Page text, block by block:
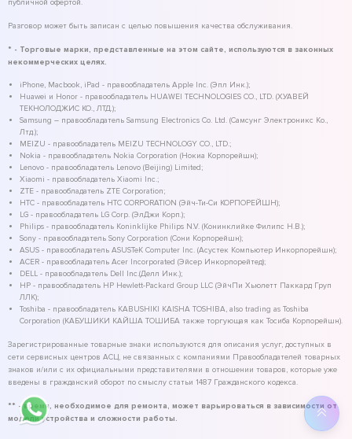
публичной офертой.
Разговор может быть записан с целью повышения качества обслуживания.
* - Торговые марки, представленные на этом сайте, используются в законных
некоммерческих целях.
iPhone, Macbook, iPad - правообладатель Apple Inc. (Эпл Инк.);
Huawei и Honor - правообладатель HUAWEI TECHNOLOGIES CO., LTD. (ХУАВЕЙ
ТЕКНОЛОДЖИС КО., ЛТД.);
Samsung – правообладатель Samsung Electronics Co. Ltd. (Самсунг Электроникс Ко.,
Лтд.);
MEIZU - правообладатель MEIZU TECHNOLOGY CO., LTD.;
Nokia - правообладатель Nokia Corporation (Нокиа Корпорейшн);
Lenovo - правообладатель Lenovo (Beijing) Limited;
Xiaomi - правообладатель Xiaomi Inc.;
ZTE - правообладатель ZTE Corporation;
HTC - правообладатель HTC CORPORATION (Эйч-Ти-Си КОРПОРЕЙШН);
LG - правообладатель LG Corp. (ЭлДжи Корп.);
Philips - правообладатель Koninklijke Philips N.V. (Конинклийке Филипс Н.В.);
Sony - правообладатель Sony Corporation (Сони Корпорейшн);
ASUS - правообладатель ASUSTeK Computer Inc. (Асустек Компьютер Инкорпорейшн);
ACER - правообладатель Acer Incorporated (Эйсер Инкорпорейтед);
DELL - правообладатель Dell Inc.(Делл Инк.);
HP - правообладатель HP Hewlett-Packard Group LLC (ЭйчПи Хьюлетт Паккард Груп
ЛЛК);
Toshiba - правообладатель KABUSHIKI KAISHA TOSHIBA, also trading as Toshiba
Corporation (КАБУШИКИ КАЙША ТОШИБА также торгующая как Тосиба Корпорейшн).
Зарегистрированные товарные знаки используются для описания услуг, доступных в
сети сервисных центров АСЦ, не связанных с компаниями Правообладателей товарных
знаков и/или с их официальными представителями в отношении товаров, которые уже
введены в гражданский оборот по смыслу статьи 1487 Гражданского кодекса.
** - время, необходимое для ремонта, может варьироваться в зависимости от
модели устройства и сложности работы.